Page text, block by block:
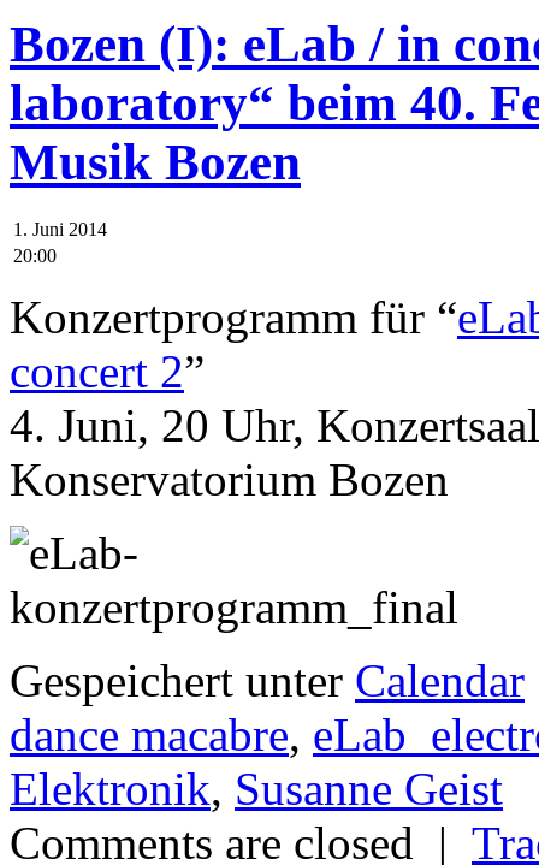
Bozen (I): eLab / in
laboratory“ beim 40.
Musik Bozen
1. Juni 2014
20:00
Konzertprogramm für “
concert 2”
4. Juni, 20 Uhr,
Konservatorium Bozen
Gespeichert unter Calendar
dance macabre,
Elektronik, Susanne Geist
Comments are closed |